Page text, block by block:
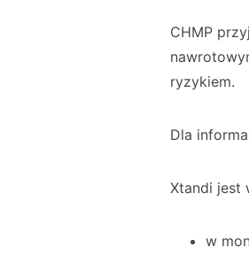
CHMP
ryzykiem.
Dla
Xtandi jest
w